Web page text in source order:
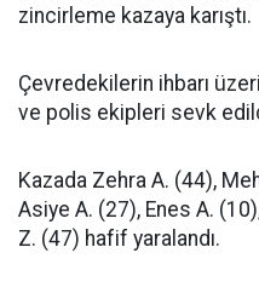
zincirleme kazaya karıştı.
Çevredekilerin ihbarı
ve polis ekipleri sevk
Kazada Zehra A. (44),
Asiye A. (27), Enes A.
Z. (47) hafif yaralandı.